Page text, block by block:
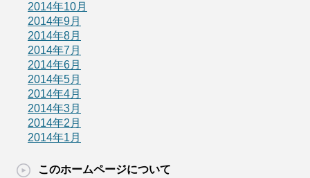
2014年10月
2014年9月
2014年8月
2014年7月
2014年6月
2014年5月
2014年4月
2014年3月
2014年2月
2014年1月
このホームページについて